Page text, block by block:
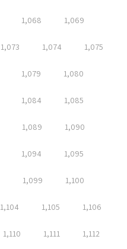
1,068 1,069
1,073 1,074 1,075
1,079 1,080
1,084 1,085
1,089 1,090
1,094 1,095
1,099 1,100
1,104 1,105 1,106
1,110 1,111 1,112